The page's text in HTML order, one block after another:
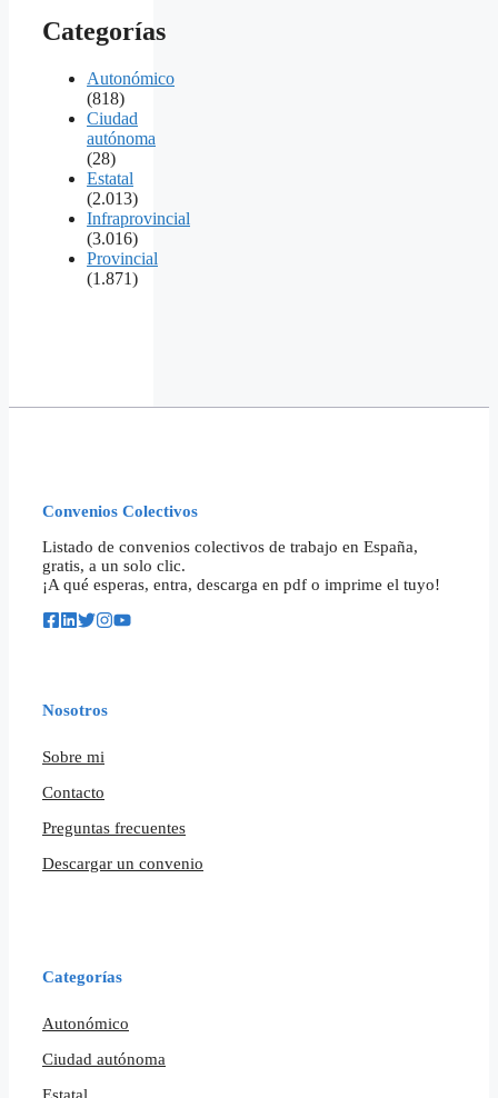
Categorías
Autonómico
(818)
Ciudad
autónoma
(28)
Estatal
(2.013)
Infraprovincial
(3.016)
Provincial
(1.871)
Convenios Colectivos
Listado de convenios colectivos de trabajo en España,
gratis, a un solo clic.
¡A qué esperas, entra, descarga en pdf o imprime el tuyo!
Nosotros
Sobre mi
Contacto
Preguntas frecuentes
Descargar un convenio
Categorías
Autonómico
Ciudad autónoma